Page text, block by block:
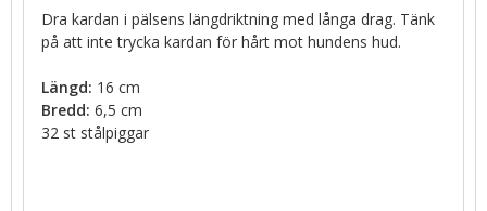
Dra kardan i pälsens längdriktning med långa drag. Tänk
på att inte trycka kardan för hårt mot hundens hud.
Längd: 16 cm
Bredd: 6,5 cm
32 st stålpiggar